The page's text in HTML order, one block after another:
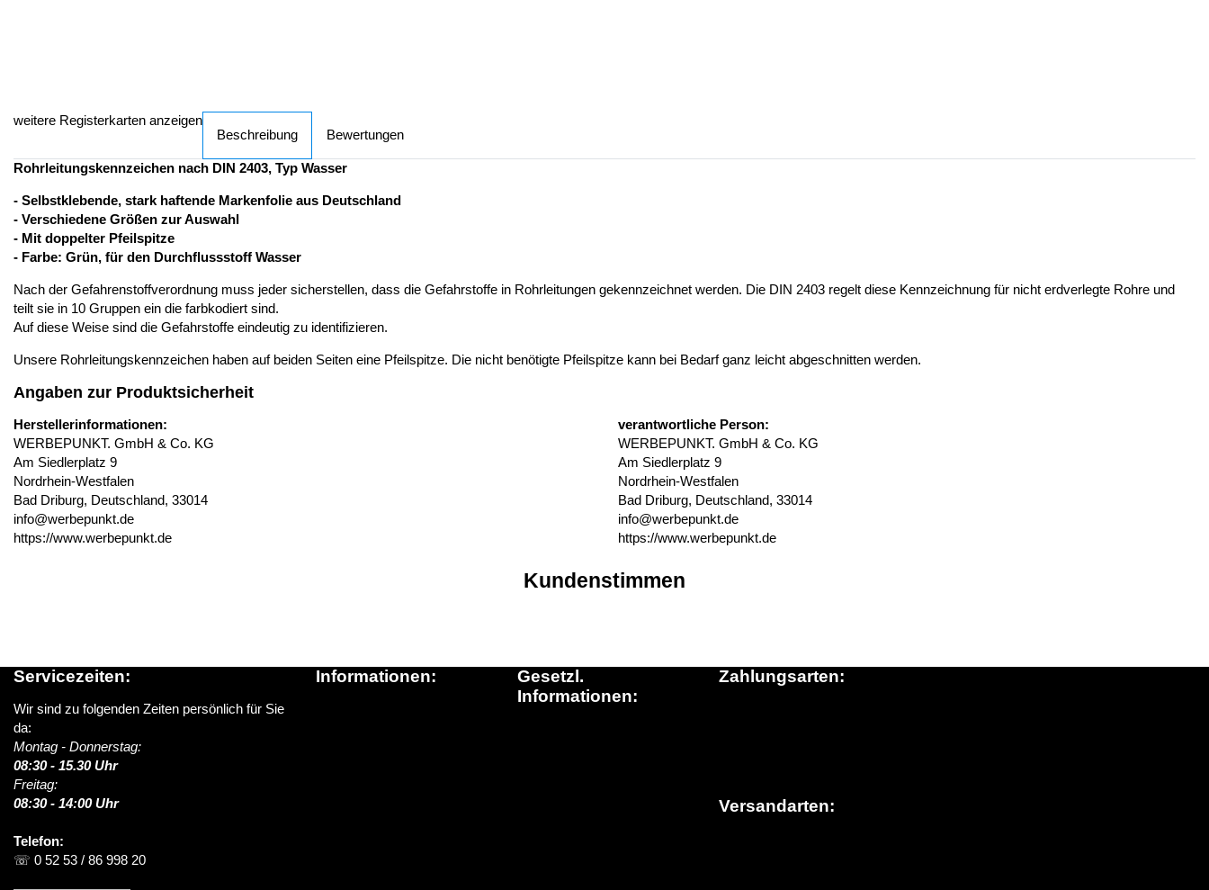
weitere Registerkarten anzeigen
Beschreibung
Bewertungen
Rohrleitungskennzeichen nach DIN 2403, Typ Wasser
- Selbstklebende, stark haftende Markenfolie aus Deutschland
- Verschiedene Größen zur Auswahl
- Mit doppelter Pfeilspitze
- Farbe: Grün, für den Durchflussstoff Wasser
Nach der Gefahrenstoffverordnung muss jeder sicherstellen, dass die Gefahrstoffe in Rohrleitungen gekennzeichnet werden. Die DIN 2403 regelt diese Kennzeichnung für nicht erdverlegte Rohre und
teilt sie in 10 Gruppen ein die farbkodiert sind.
Auf diese Weise sind die Gefahrstoffe eindeutig zu identifizieren.
Unsere Rohrleitungskennzeichen haben auf beiden Seiten eine Pfeilspitze. Die nicht benötigte Pfeilspitze kann bei Bedarf ganz leicht abgeschnitten werden.
Angaben zur Produktsicherheit
Herstellerinformationen:
WERBEPUNKT. GmbH & Co. KG
Am Siedlerplatz 9
Nordrhein-Westfalen
Bad Driburg, Deutschland, 33014
info@werbepunkt.de
https://www.werbepunkt.de
verantwortliche Person:
WERBEPUNKT. GmbH & Co. KG
Am Siedlerplatz 9
Nordrhein-Westfalen
Bad Driburg, Deutschland, 33014
info@werbepunkt.de
https://www.werbepunkt.de
Kundenstimmen
Servicezeiten:
Wir sind zu folgenden Zeiten persönlich für Sie
da:
Montag - Donnerstag:
08:30 - 15.30 Uhr
Freitag:
08:30 - 14:00 Uhr
Telefon:
☏ 0 52 53 / 86 998 20
Informationen:
Gesetzl.
Informationen:
Zahlungsarten:
Versandarten: